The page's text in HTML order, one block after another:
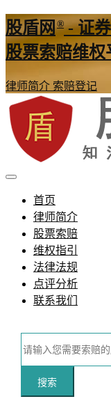
股盾网®- 证
股票索赔维权
律师简介 索赔登记
股盾网
证券股票维权网
首页
律师简介
股票索赔
维权指引
法律法规
点评分析
联系我们
搜索